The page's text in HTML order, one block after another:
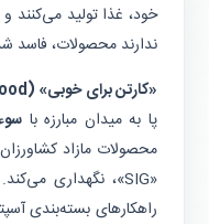
خود، غذا تولید
ندارند محصولات، فاسد
«کارتن برای خوبی» (Cartons for Good)
پا به میدان مبارزه با
محصولات مازاد
راهکارهای بسته‌بندی